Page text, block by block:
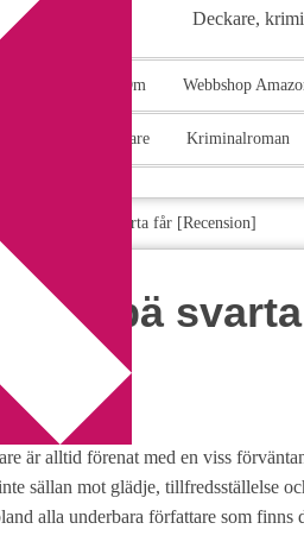
Deckare,
Om Webbshop
Deckare Kriminalroman
brister i Bä, bä svarta får [Recension]
Bä, bä
är alltid förenat med en viss
sällan mot glädje, tillfredsställelse
alla underbara författare som finns